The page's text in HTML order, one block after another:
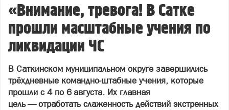
«Внимание, тревога! В Сатке
прошли масштабные учения по
ликвидации ЧС
В Саткинском муниципальном округе завершились
трёхдневные командно‑штабные учения, которые
прошли с 4 по 6 августа. Их главная
цель — отработать слаженность действий экстренных